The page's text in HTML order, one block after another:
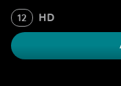
12 HD